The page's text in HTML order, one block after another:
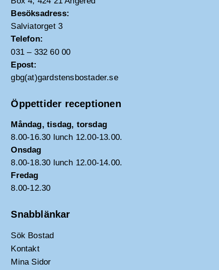
Besöksadress:
Salviatorget 3
Telefon:
031 – 332 60 00
Epost:
gbg(at)gardstensbostader.se
Öppettider receptionen
Måndag, tisdag, torsdag
8.00-16.30 lunch 12.00-13.00.
Onsdag
8.00-18.30 lunch 12.00-14.00.
Fredag
8.00-12.30
Snabblänkar
Sök Bostad
Kontakt
Mina Sidor